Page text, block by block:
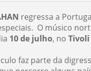
regressa a
O músico
10 de julho, noTivoli
faz parte da